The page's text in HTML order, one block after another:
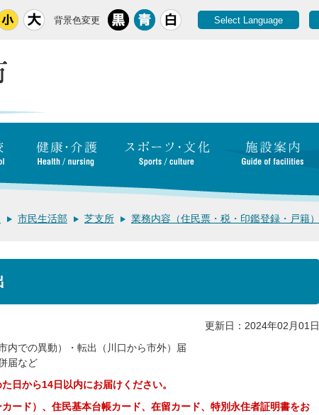
背景色変更 Select Language
市民生活部 芝支所 業務内容（住民票・税・印鑑登録・戸籍）
更新日：2024年02月01日
内での異動）・転出（川口から市外）届
届など
日から14日以内にお届けください。
ード）、住民基本台帳カード、在留カード、特別永住者証明書をお